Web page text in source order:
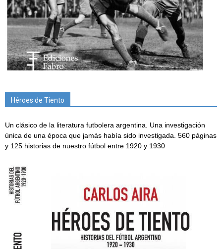
Héroes de Tiento
Un clásico de la literatura futbolera argentina. Una investigación
única de una época que jamás había sido investigada. 560 páginas
y 125 historias de nuestro fútbol entre 1920 y 1930